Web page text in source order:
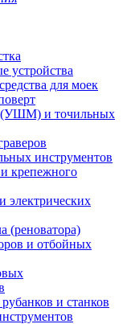
устройства
для моек
(УШМ) и точильных
инструментов
крепежного
электрических
(реноватора)
и отбойных
и станков